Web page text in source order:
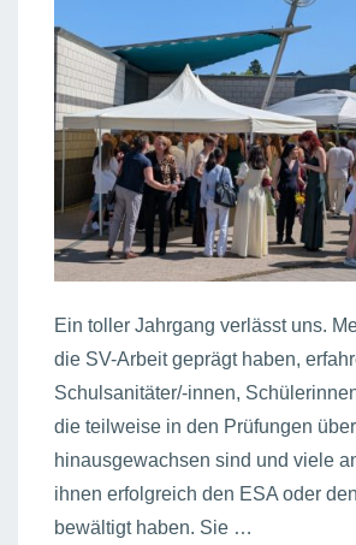
Ein toller Jahrgang verlässt uns.
die SV-Arbeit geprägt haben,
Schulsanitäter/-innen,
die teilweise in den Prüfungen
hinausgewachsen sind und viele
ihnen erfolgreich den ESA oder
bewältigt haben. Sie …